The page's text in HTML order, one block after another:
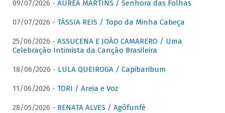
09/07/2026 - ÁUREA MARTINS / Senhora das Folhas
07/07/2026 - TÁSSIA REIS / Topo da Minha Cabeça
25/06/2026 - ASSUCENA E JOÃO CAMARERO / Uma
Celebração Intimista da Canção Brasileira
18/06/2026 - LULA QUEIROGA / Capibaribum
11/06/2026 - TORI / Areia e Voz
28/05/2026 - RENATA ALVES / Agôfunfè